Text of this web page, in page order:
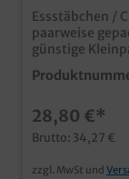
Essstäbchen /
paarweise
günstige
Imbissbetriebe und Bistros
Bambusholz in
unseren
28,80 €*
Brutto: 34,27 €
zzgl. MwSt und